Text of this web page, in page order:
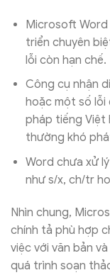
Microsoft Word
triển chuyên
lỗi còn hạn chế.
Công cụ nhận
hoặc một số lỗi
pháp tiếng Việt
thường khó
Word chưa xử
như s/x, ch/tr
Nhìn chung,
chính tả phù hợp
việc với văn bản
quá trình soạn